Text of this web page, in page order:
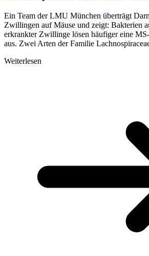
Ein Team der LMU München überträgt
Zwillingen auf Mäuse und zeigt: Bakterien
erkrankter Zwillinge lösen häufiger eine
aus. Zwei Arten der Familie
Weiterlesen